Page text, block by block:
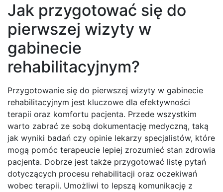
Jak przygotować się do
pierwszej wizyty w
gabinecie
rehabilitacyjnym?
Przygotowanie się do pierwszej wizyty w gabinecie
rehabilitacyjnym jest kluczowe dla efektywności
terapii oraz komfortu pacjenta. Przede wszystkim
warto zabrać ze sobą dokumentację medyczną, taką
jak wyniki badań czy opinie lekarzy specjalistów, które
mogą pomóc terapeucie lepiej zrozumieć stan zdrowia
pacjenta. Dobrze jest także przygotować listę pytań
dotyczących procesu rehabilitacji oraz oczekiwań
wobec terapii. Umożliwi to lepszą komunikację z